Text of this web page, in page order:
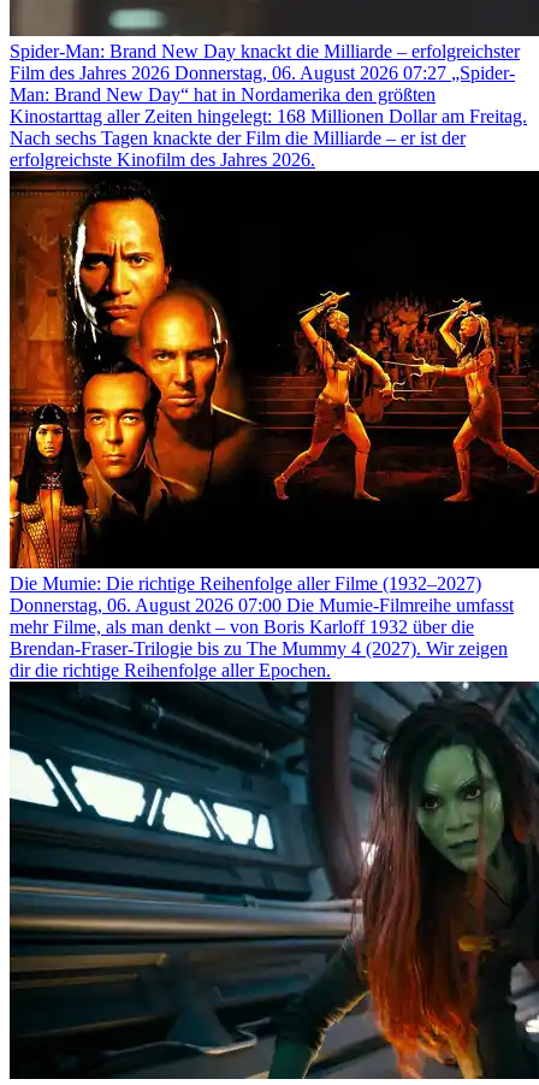
Spider-Man: Brand New Day knackt die Milliarde – erfolgreichster
Film des Jahres 2026 Donnerstag, 06. August 2026 07:27 „Spider-
Man: Brand New Day“ hat in Nordamerika den größten
Kinostarttag aller Zeiten hingelegt: 168 Millionen Dollar am Freitag.
Nach sechs Tagen knackte der Film die Milliarde – er ist der
erfolgreichste Kinofilm des Jahres 2026.
Die Mumie: Die richtige Reihenfolge aller Filme (1932–2027)
Donnerstag, 06. August 2026 07:00 Die Mumie-Filmreihe umfasst
mehr Filme, als man denkt – von Boris Karloff 1932 über die
Brendan-Fraser-Trilogie bis zu The Mummy 4 (2027). Wir zeigen
dir die richtige Reihenfolge aller Epochen.